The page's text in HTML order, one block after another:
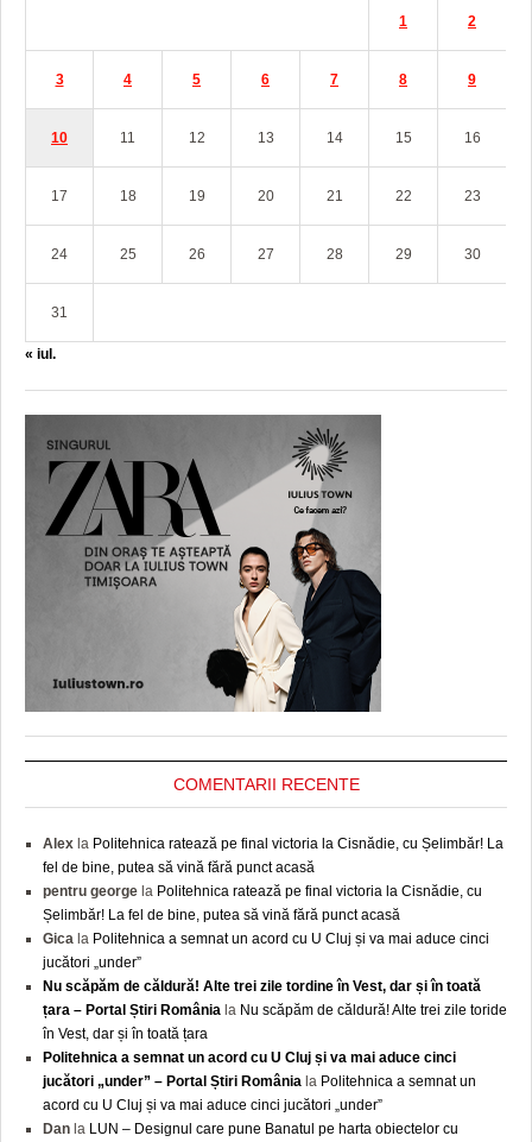
1 2
3 4 5 6 7 8 9
10 11 12 13 14 15 16
17 18 19 20 21 22 23
24 25 26 27 28 29 30
31
« iul.
COMENTARII RECENTE
Alex la Politehnica ratează pe final victoria la Cisnădie, cu Șelimbăr! La
fel de bine, putea să vină fără punct acasă
pentru george la Politehnica ratează pe final victoria la Cisnădie, cu
Șelimbăr! La fel de bine, putea să vină fără punct acasă
Gica la Politehnica a semnat un acord cu U Cluj și va mai aduce cinci
jucători „under”
Nu scăpăm de căldură! Alte trei zile tordine în Vest, dar și în toată
țara – Portal Știri România la Nu scăpăm de căldură! Alte trei zile toride
în Vest, dar și în toată țara
Politehnica a semnat un acord cu U Cluj și va mai aduce cinci
jucători „under” – Portal Știri România la Politehnica a semnat un
acord cu U Cluj și va mai aduce cinci jucători „under”
Dan la LUN – Designul care pune Banatul pe harta obiectelor cu